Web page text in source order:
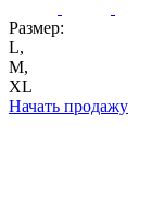
Размер:
L,
M,
XL
Начать продажу